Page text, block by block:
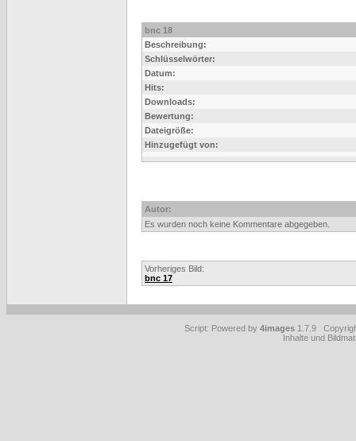
bnc 18
Beschreibung:
Schlüsselwörter:
Datum:
Hits:
Downloads:
Bewertung:
Dateigröße:
Hinzugefügt von:
Autor:
Es wurden noch keine Kommentare abgegeben.
Vorheriges Bild:
bnc 17
Script: Powered by 4images 1.7.9
Inhalte und